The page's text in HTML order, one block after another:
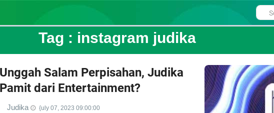
Tag : instagram judika
Unggah Salam Perpisahan, Judika
Pamit dari Entertainment?
Judika {uly 07, 2023 09:00:00